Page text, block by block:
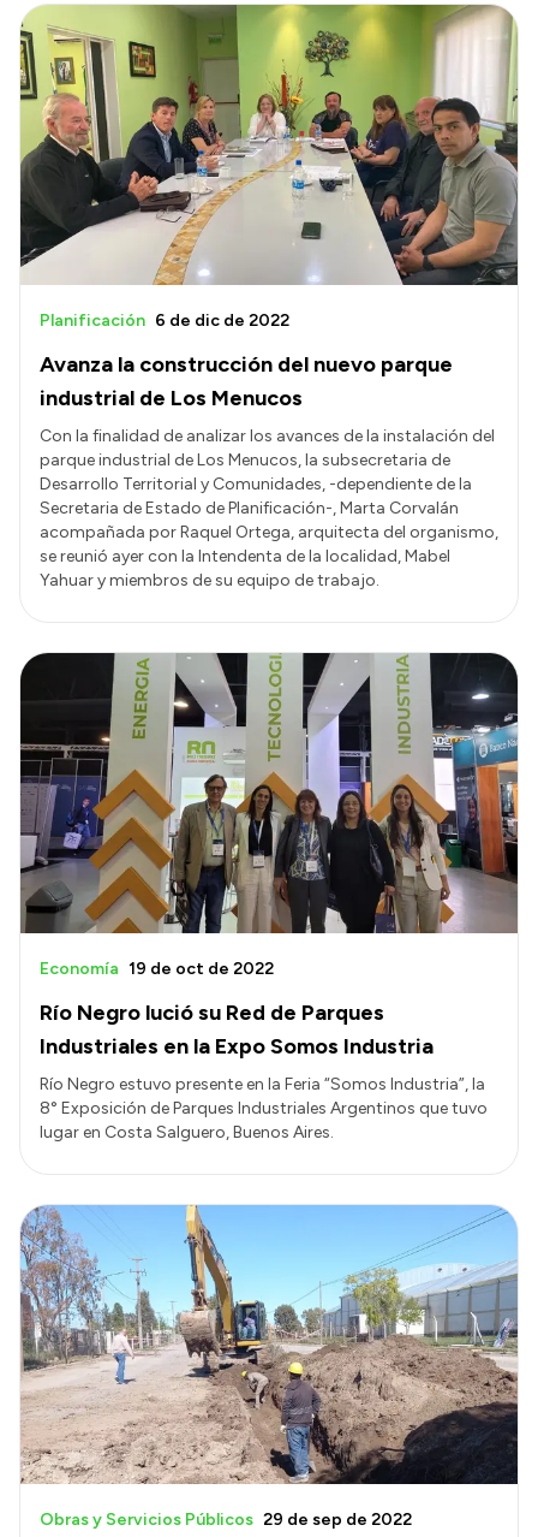
Avanza la construcción del nuevo parque
industrial de Los Menucos
Planificación 6 de dic de 2022
Con la finalidad de analizar los avances de la instalación del
parque industrial de Los Menucos, la subsecretaria de
Desarrollo Territorial y Comunidades, -dependiente de la
Secretaria de Estado de Planificación-, Marta Corvalán
acompañada por Raquel Ortega, arquitecta del organismo,
se reunió ayer con la Intendenta de la localidad, Mabel
Yahuar y miembros de su equipo de trabajo.
Río Negro lució su Red de Parques
Industriales en la Expo Somos Industria
Economía 19 de oct de 2022
Río Negro estuvo presente en la Feria “Somos Industria”, la
8° Exposición de Parques Industriales Argentinos que tuvo
lugar en Costa Salguero, Buenos Aires.
Obras y Servicios Públicos 29 de sep de 2022